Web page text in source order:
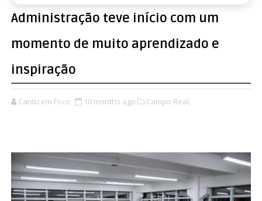
Administração teve início com um
momento de muito aprendizado e
inspiração
Cantu em Foco 10 months ago Campo Real,